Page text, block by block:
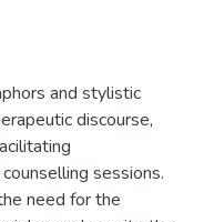
and stylistic
discourse,
sessions.
need for the